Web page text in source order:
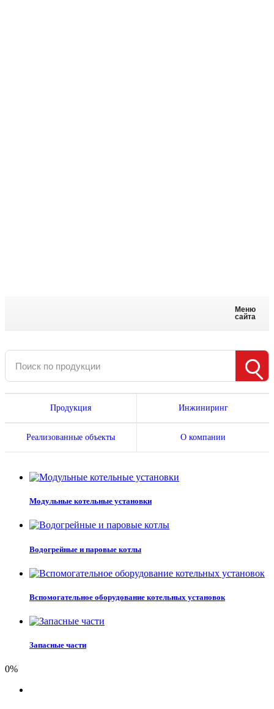
Меню
сайта
Продукция Инжиниринг
Реализованные объекты О компании
Модульные котельные установки
Водогрейные и паровые котлы
Вспомогательное оборудование котельных установок
Запасные части
0%